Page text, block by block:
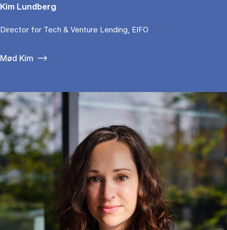
Kim Lundberg
Di­rector for Tech & Ven­tu­re Len­ding, EIFO
Mød Kim